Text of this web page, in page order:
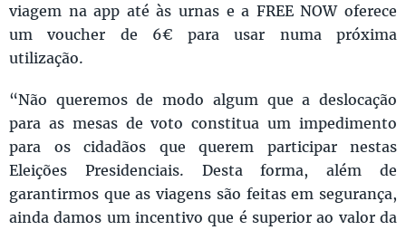
viagem na app até às urnas e a FREE NOW oferece
um voucher de 6€ para usar numa próxima
utilização.
“Não queremos de modo algum que a deslocação
para as mesas de voto constitua um impedimento
para os cidadãos que querem participar nestas
Eleições Presidenciais. Desta forma, além de
garantirmos que as viagens são feitas em segurança,
ainda damos um incentivo que é superior ao valor da